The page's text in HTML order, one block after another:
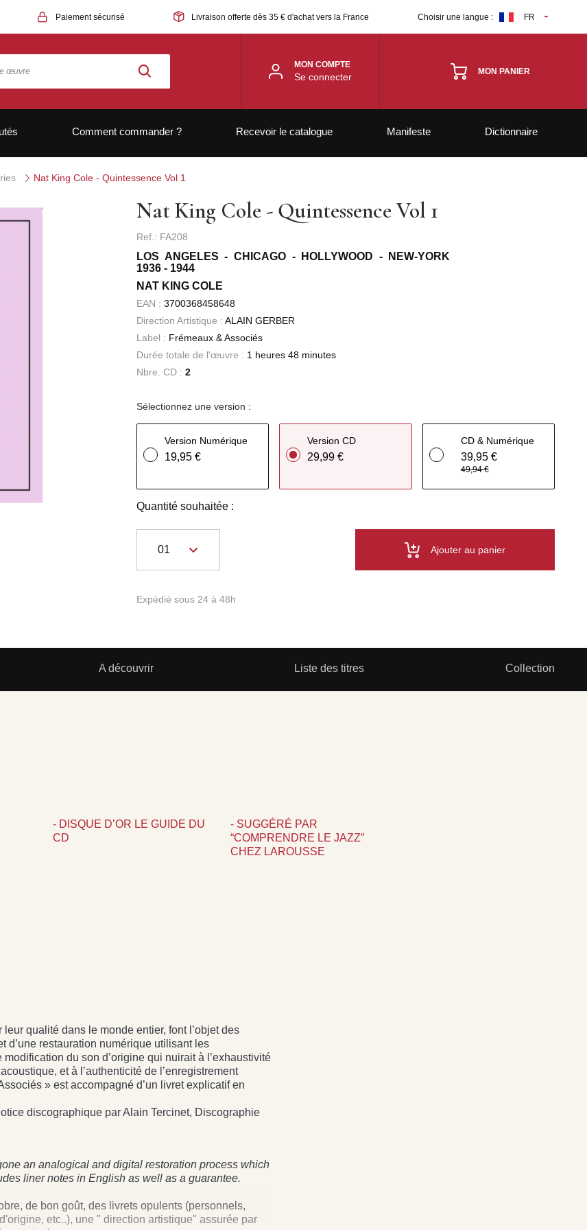
Paiement sécurisé Livraison offerte dès 35 € d'achat vers la France Choisir une langue : FR
MON COMPTE
Se connecter MON PANIER
Comment commander ? Recevoir le catalogue Manifeste Dictionnaire
Nat King Cole - Quintessence Vol 1
Nat King Cole - Quintessence Vol 1
Ref.: FA208
LOS ANGELES - CHICAGO - HOLLYWOOD - NEW-YORK
1936 - 1944
NAT KING COLE
EAN : 3700368458648
Direction Artistique : ALAIN GERBER
Label : Frémeaux & Associés
Durée totale de l'œuvre : 1 heures 48 minutes
Nbre. CD : 2
Sélectionnez une version :
Version Numérique
19,95 €
Version CD
29,99 €
CD & Numérique
39,95 €
49,94 €
Quantité souhaitée :
Ajouter au panier
Expédié sous 24 à 48h
A découvrir Liste des titres Collection
- DISQUE D’OR LE GUIDE DU
CD
- SUGGÉRÉ PAR
“COMPRENDRE LE JAZZ”
CHEZ LAROUSSE
qualité dans le monde entier, font l’objet des
d’une restauration numérique utilisant les
du son d’origine qui nuirait à l’exhaustivité
et à l’authenticité de l’enregistrement
» est accompagné d’un livret explicatif en
discographique par Alain Tercinet, Discographie
an analogical and digital restoration process which
liner notes in English as well as a guarantee.
de bon goût, des livrets opulents (personnels,
etc..), une " direction artistique" assurée par